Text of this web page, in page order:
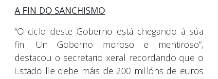
A FIN DO SANCHISMO
“O ciclo deste Goberno está chegando á súa
fin. Un Goberno moroso e mentiroso”,
destacou o secretario xeral recordando que o
Estado lle debe máis de 200 millóns de euros